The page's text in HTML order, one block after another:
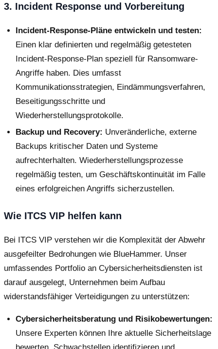
3. Incident Response und Vorbereitung
Incident-Response-Pläne entwickeln und testen:
Einen klar definierten und regelmäßig getesteten
Incident-Response-Plan speziell für Ransomware-
Angriffe haben. Dies umfasst
Kommunikationsstrategien, Eindämmungsverfahren,
Beseitigungsschritte und
Wiederherstellungsprotokolle.
Backup und Recovery: Unveränderliche, externe
Backups kritischer Daten und Systeme
aufrechterhalten. Wiederherstellungsprozesse
regelmäßig testen, um Geschäftskontinuität im Falle
eines erfolgreichen Angriffs sicherzustellen.
Wie ITCS VIP helfen kann
Bei ITCS VIP verstehen wir die Komplexität der Abwehr
ausgefeilter Bedrohungen wie BlueHammer. Unser
umfassendes Portfolio an Cybersicherheitsdiensten ist
darauf ausgelegt, Unternehmen beim Aufbau
widerstandsfähiger Verteidigungen zu unterstützen:
Cybersicherheitsberatung und Risikobewertungen:
Unsere Experten können Ihre aktuelle Sicherheitslage